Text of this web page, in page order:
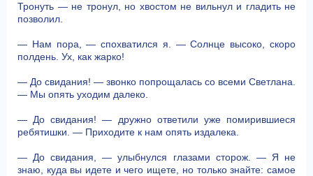
Тронуть — не тронул, но хвостом не вильнул и гладить не
позволил.
— Нам пора, — спохватился я. — Солнце высоко, скоро
полдень. Ух, как жарко!
— До свидания! — звонко попрощалась со всеми Светлана.
— Мы опять уходим далеко.
— До свидания! — дружно ответили уже помирившиеся
ребятишки. — Приходите к нам опять издалека.
— До свидания, — улыбнулся глазами сторож. — Я не
знаю, куда вы идете и чего ищете, но только знайте: самое